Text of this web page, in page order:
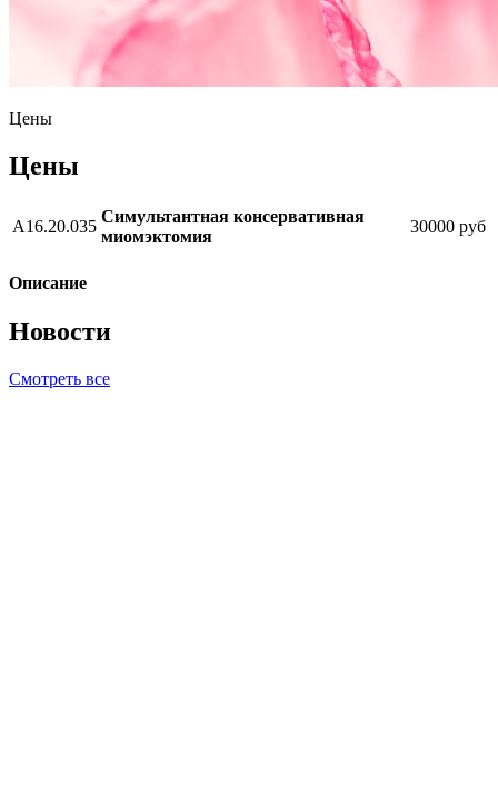
Цены
Цены
А16.20.035
Симультантная консервативная
миомэктомия
30000 руб
Описание
Новости
Смотреть все